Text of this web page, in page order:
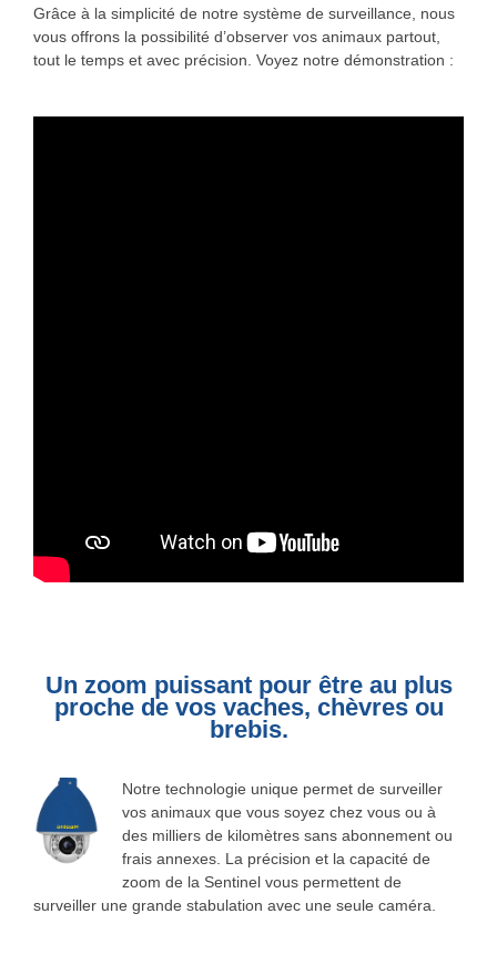
Grâce à la simplicité de notre système de surveillance, nous
vous offrons la possibilité d’observer vos animaux partout,
tout le temps et avec précision. Voyez notre démonstration :
Un zoom puissant pour être au plus
proche de vos vaches, chèvres ou
brebis.
Notre technologie unique permet de surveiller
vos animaux que vous soyez chez vous ou à
des milliers de kilomètres sans abonnement ou
frais annexes. La précision et la capacité de
zoom de la Sentinel vous permettent de
surveiller une grande stabulation avec une seule caméra.